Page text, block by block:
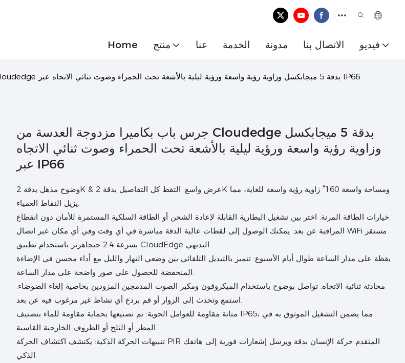
Home منتج عنا الخدمة مدونة الاتصال بنا فيديو
جرس باب بكاميرا مزدوجة العدسة من Cloudedge بدقة 5 ميجابكسل وزاوية رؤية واسعة ورؤية ليلية بالأشعة تحت الحمراء وصوت ثنائي الاتجاه عبر IP66
جرس باب بكاميرا مزدوجة العدسة من Cloudedge بدقة 5 ميجابكسل
وزاوية رؤية واسعة ورؤية ليلية بالأشعة تحت الحمراء وصوت ثنائي الاتجاه
عبر IP66
وضوح مذهل بدقة 2K & عرض واسع: التقط كل التفاصيل بدقة 2K ومساحة واسعة 160° زاوية رؤية واسعة للغاية، مما
المراقبة عن بعد: يمكنك الوصول إلى لقطات عالية الدقة مباشرة في أي وقت وفي أي مكان عبر اتصال WiFi مستقر
يقظة على مدار الساعة طوال أيام الأسبوع: تتميز بالتبديل التلقائي بين وضعي النهار والليل مع أداء محسن في الإضاءة
محادثة ثنائية الاتجاه: تواصل بوضوح باستخدام الميكروفون ومكبر الصوت المدمجين المزودين بخاصية إلغاء الضوضاء.
متانة مقاومة للعوامل الجوية: تم تصنيعها بحماية مقاومة للماء بتصنيف IP65، مما يضمن التشغيل الموثوق به في
تنبيهات الحركة الذكية: يكتشف اكتشاف الحركة PIR المتقدم حركة الإنسان بدقة ويرسل إشعارات فورية إلى هاتفك